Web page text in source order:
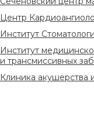
Центр
Институт
Институт
и трансмиссивных
Клиника акушерства